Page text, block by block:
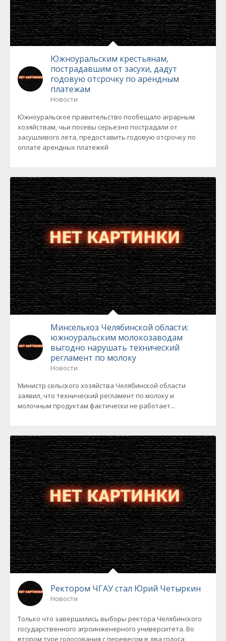
Южноуральским крестьянам,
пострадавшим от засухи, дадут
годовую отсрочку по арендным
платежам
Новости
Южноуральское правительство пообещало аграрным
хозяйствам, чьи посевы серьезно пострадали от
засушливого лета, предоставить годовую отсрочку по
оплате арендных платежей
Минсельхоз Челябинской области:
южноуральским молокозаводам
выгодно нарушать технический
регламент по молоку
Новости
Министр сельского хозяйства Челябинской области
заявил, что технический регламент по молоку и
молочным продуктам фактически не работает...
Ректором ЧГАУ стал Юрий Четыркин
Новости
Только что завершились выборы ректора Челябинского
государственного агроинженерного университета. Во
втором туре голосования с перевесом в два голоса